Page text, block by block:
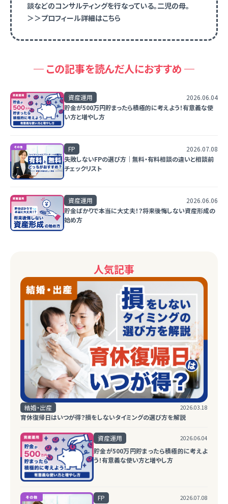
談などのコンサルティングを行なっている。二児の母。
＞＞プロフィール詳細はこちら
この記事を読んだ人におすすめ
資産運用
2026.06.04
貯金が500万円貯まったら積極的に考えよう！有意義な使
い方と増やし方
FP
2026.07.08
失敗しないFPの選び方｜無料・有料相談の違いと相談前
チェックリスト
資産運用
2026.06.06
貯金ばかりで本当に大丈夫！？将来後悔しない資産形成の
始め方
人気記事
結婚・出産 2026.03.18
育休復帰日はいつが得？損をしないタイミングの選び方を解説
資産運用 2026.06.04
貯金が500万円貯まったら積極的に考えよ
う！有意義な使い方と増やし方
FP 2026.07.08